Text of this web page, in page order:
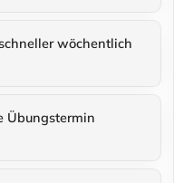
wöchentlich
Übungstermin